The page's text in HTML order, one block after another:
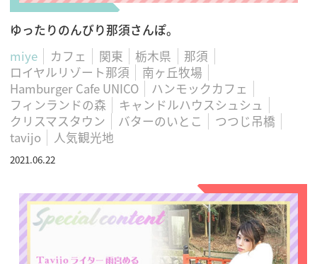
ゆったりのんびり那須さんぽ。
miye
カフェ 関東 栃木県
那須
ロイヤルリゾート那須
南ヶ丘牧場
Hamburger Cafe UNICO
ハンモックカフェ
フィンランドの森
キャンドルハウスシュシュ
クリスマスタウン
バターのいとこ
つつじ吊橋
tavijo
人気観光地
2021.06.22